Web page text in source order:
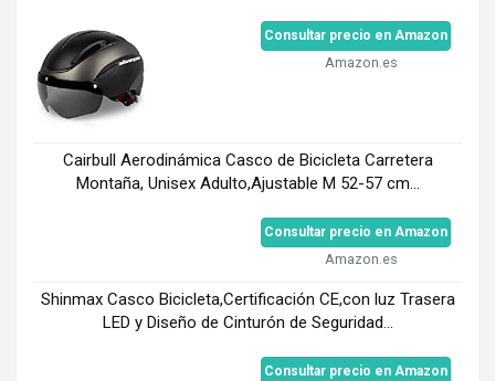
Consultar precio en Amazon
Amazon.es
Cairbull Aerodinámica Casco de Bicicleta Carretera
Montaña, Unisex Adulto,Ajustable M 52-57 cm...
Consultar precio en Amazon
Amazon.es
Shinmax Casco Bicicleta,Certificación CE,con luz Trasera
LED y Diseño de Cinturón de Seguridad...
Consultar precio en Amazon